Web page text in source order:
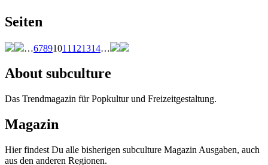
Seiten
…67891011 121314…
About subculture
Das Trendmagazin für Popkultur und Freizeitgestaltung.
Magazin
Hier findest Du alle bisherigen subculture Magazin Ausgaben, auch
aus den anderen Regionen.